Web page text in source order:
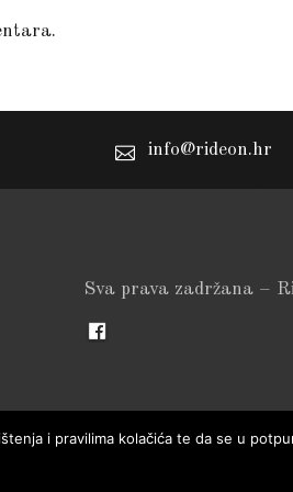
info@rideon.hr
Sva prava zadržana –
i pravilima kolačića te da se u